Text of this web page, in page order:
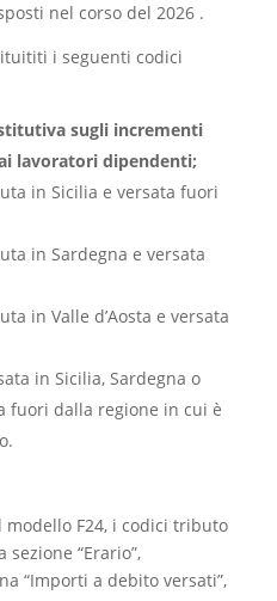
nel corso del 2026 .
i seguenti codici
sugli incrementi
lavoratori dipendenti;
in Sicilia e versata fuori
in Sardegna e versata
in Valle d’Aosta e versata
in Sicilia, Sardegna o
fuori dalla regione in cui è
F24, i codici tributo
“Erario”,
“Importi a debito versati”,